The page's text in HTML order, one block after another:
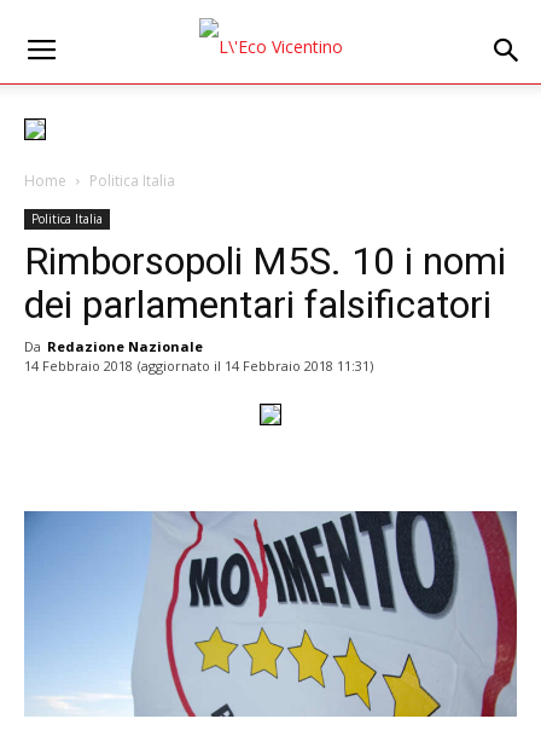
Home Politica Italia
Politica Italia
Rimborsopoli M5S. 10 i nomi
dei parlamentari falsificatori
Da Redazione Nazionale
14 Febbraio 2018 (aggiornato il 14 Febbraio 2018 11:31)